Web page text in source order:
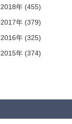
2018年 (455)
2017年 (379)
2016年 (325)
2015年 (374)